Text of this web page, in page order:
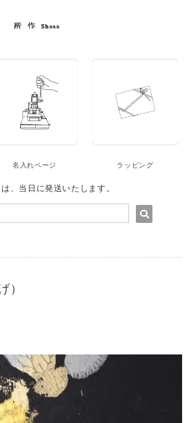
名入れページ ラッピング
、当日に発送いたします。
）